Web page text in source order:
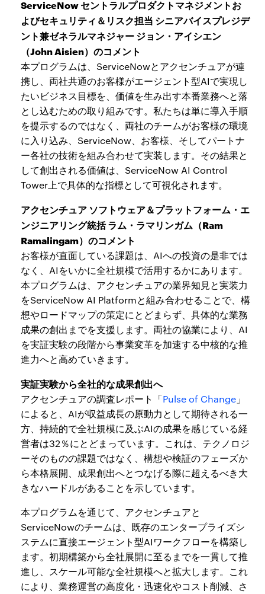
ServiceNow セントラルプロダクトマネジメントお
よびセキュリティ＆リスク担当 シニアバイスプレジデ
ント兼ゼネラルマネジャー ジョン・アイシエン
（John Aisien）のコメント
本プログラムは、ServiceNowとアクセンチュアが連
携し、両社共通のお客様がエージェント型AIで実現し
たいビジネス目標を、価値を生み出す本番業務へと落
とし込むための取り組みです。私たちは単に導入手順
を提示するのではなく、両社のチームがお客様の環境
に入り込み、ServiceNow、お客様、そしてパートナ
ー各社の技術を組み合わせて実装します。その結果と
して創出される価値は、ServiceNow AI Control
Tower上で具体的な指標として可視化されます。
アクセンチュア ソフトウェア＆プラットフォーム・エ
ンジニアリング統括 ラム・ラマリンガム（Ram
Ramalingam）のコメント
お客様が直面している課題は、AIへの投資の是非では
なく、AIをいかに全社規模で活用するかにあります。
本プログラムは、アクセンチュアの業界知見と実装力
をServiceNow AI Platformと組み合わせることで、構
想やロードマップの策定にとどまらず、具体的な業務
成果の創出までを支援します。両社の協業により、AI
を実証実験の段階から事業変革を加速する中核的な推
進力へと高めていきます。
実証実験から全社的な成果創出へ
アクセンチュアの調査レポート「Pulse of Change 」
によると、AIが収益成長の原動力として期待される一
方、持続的で全社規模に及ぶAIの成果を感じている経
営者は32％にとどまっています。これは、テクノロジ
ーそのものの課題ではなく、構想や検証のフェーズか
ら本格展開、成果創出へとつなげる際に超えるべき大
きなハードルがあることを示しています。
本プログラムを通じて、アクセンチュアと
ServiceNowのチームは、既存のエンタープライズシ
ステムに直接エージェント型AIワークフローを構築し
ます。初期構築から全社展開に至るまでを一貫して推
進し、スケール可能な全社規模へと拡大します。これ
により、業務運営の高度化・迅速化やコスト削減、さ